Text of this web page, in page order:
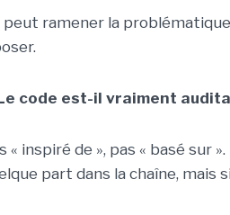
peut ramener la
code est-il vraiment
« inspiré de », pas « basé sur
part dans la chaîne, mais